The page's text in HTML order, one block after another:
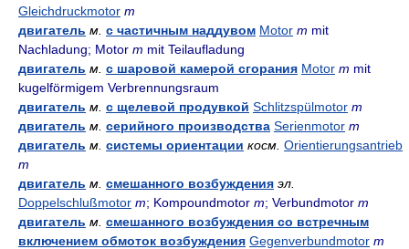
Gleichdruckmotor m
двигатель м. с частичным наддувом Motor m mit
Nachladung; Motor m mit Teilaufladung
двигатель м. с шаровой камерой сгорания Motor m mit
kugelförmigem Verbrennungsraum
двигатель м. с щелевой продувкой Schlitzspülmotor m
двигатель м. серийного производства Serienmotor m
двигатель м. системы ориентации косм. Orientierungsantrieb
m
двигатель м. смешанного возбуждения эл.
Doppelschlußmotor m; Kompoundmotor m; Verbundmotor m
двигатель м. смешанного возбуждения со встречным
включением обмоток возбуждения Gegenverbundmotor m